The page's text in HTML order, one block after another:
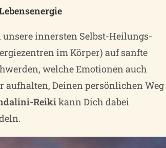
innersten Selbst-Heilungs-
im Körper) auf sanfte
welche Emotionen auch
aufhalten, Deinen persönlichen Weg
Reikikann Dich dabei